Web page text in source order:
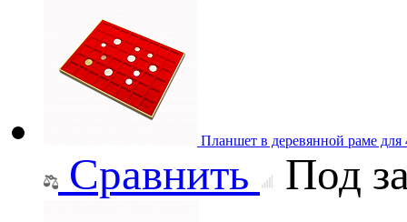
Планшет в деревянной раме
Сравнить Под